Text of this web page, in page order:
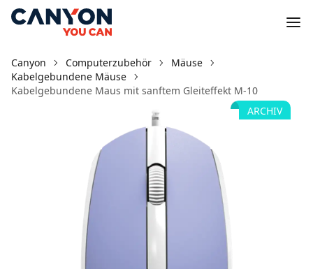
Canyon Computerzubehör
Mäuse
Kabelgebundene Mäuse
Kabelgebundene Maus mit sanftem Gleiteffekt M-10
ARCHIV